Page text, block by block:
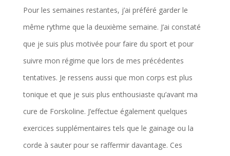
Pour les semaines restantes, j’ai préféré garder le
même rythme que la deuxième semaine. J’ai constaté
que je suis plus motivée pour faire du sport et pour
suivre mon régime que lors de mes précédentes
tentatives. Je ressens aussi que mon corps est plus
tonique et que je suis plus enthousiaste qu’avant ma
cure de Forskoline. J’effectue également quelques
exercices supplémentaires tels que le gainage ou la
corde à sauter pour se raffermir davantage. Ces